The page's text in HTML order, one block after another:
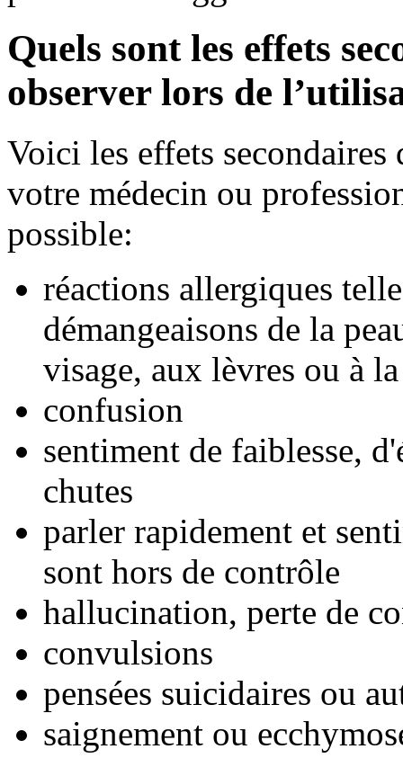
Quels sont les effets
observer lors de
Voici les effets
votre médecin ou
possible:
réactions allergiques
démangeaisons de la
visage, aux lèvres ou à
confusion
sentiment de faiblesse,
chutes
parler rapidement et
sont hors de contrôle
hallucination, perte de
convulsions
pensées suicidaires ou
saignement ou